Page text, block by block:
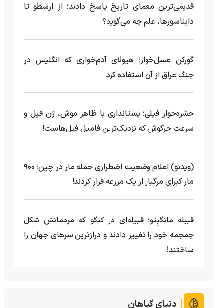
قدیمی‌ترین معمای تاریخ پاسخ دادند؛ از ارسطو تا
دایناسورها، علم چه می‌گوید؟
گورکن عسل‌خوار؛ هیولای آدم‌خواری که انگلیس در
جنگ عراق از آن استفاده کرد
حشره‌خوار فیلی؛ پستانداری با ظاهر موش، ژن فیل و
سرعت خرگوش که نزدیک‌ترین فامیل فیل‌هاست!
(ویدئو) اعلام وضعیت اضطراری حمله مار‌ در چین؛ ۹۰۰
مار کبرای مرگبار از یک مزرعه‌ فرار کردند!
قبیله مانگبِتو؛ قبیله‌ای در کنگو که مردمانش شکل
جمجمه خود را تغییر دادند و درازترین سرهای جهان را
ساختند!
دنیای گیاهان